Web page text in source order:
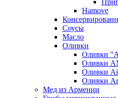
Hamove
Соусы
Масло
Оливки
Оливки
Оливки
Оливки
Оливки
Мед из Армении